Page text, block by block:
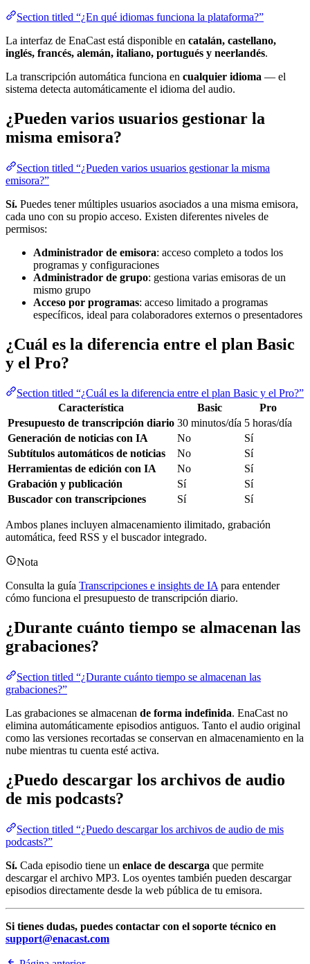
Section titled “¿En qué idiomas funciona la plataforma?”
La interfaz de EnaCast está disponible en catalán, castellano,
inglés, francés, alemán, italiano, portugués y neerlandés.
La transcripción automática funciona en cualquier idioma — el
sistema detecta automáticamente el idioma del audio.
¿Pueden varios usuarios gestionar la
misma emisora?
Section titled “¿Pueden varios usuarios gestionar la misma
emisora?”
Sí. Puedes tener múltiples usuarios asociados a una misma emisora,
cada uno con su propio acceso. Existen diferentes niveles de
permisos:
Administrador de emisora: acceso completo a todos los
programas y configuraciones
Administrador de grupo: gestiona varias emisoras de un
mismo grupo
Acceso por programas: acceso limitado a programas
específicos, ideal para colaboradores externos o presentadores
¿Cuál es la diferencia entre el plan Basic
y el Pro?
Section titled “¿Cuál es la diferencia entre el plan Basic y el Pro?”
Característica
Basic
Pro
Presupuesto de transcripción diario 30 minutos/día 5 horas/día
Generación de noticias con IA
No
Sí
Subtítulos automáticos de noticias
No
Sí
Herramientas de edición con IA
No
Sí
Grabación y publicación
Sí
Sí
Buscador con transcripciones
Sí Sí
Ambos planes incluyen almacenamiento ilimitado, grabación
automática, feed RSS y el buscador integrado.
Nota
Consulta la guía Transcripciones e insights de IApara entender
cómo funciona el presupuesto de transcripción diario.
¿Durante cuánto tiempo se almacenan las
grabaciones?
Section titled “¿Durante cuánto tiempo se almacenan las
grabaciones?”
Las grabaciones se almacenan de forma indefinida. EnaCast no
elimina automáticamente episodios antiguos. Tanto el audio original
como las versiones recortadas se conservan en almacenamiento en la
nube mientras tu cuenta esté activa.
¿Puedo descargar los archivos de audio
de mis podcasts?
Section titled “¿Puedo descargar los archivos de audio de mis
podcasts?”
Sí. Cada episodio tiene un enlace de descarga que permite
descargar el archivo MP3. Los oyentes también pueden descargar
episodios directamente desde la web pública de tu emisora.
Si tienes dudas, puedes contactar con el soporte técnico en
support@enacast.com